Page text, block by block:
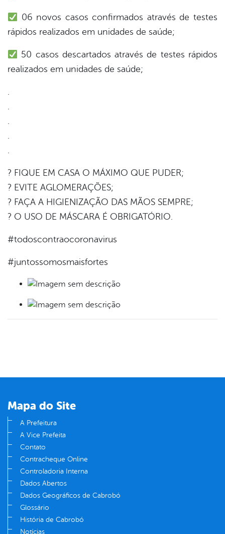
06 novos casos confirmados através de testes
rápidos realizados em unidades de saúde;
50 casos descartados através de testes rápidos
realizados em unidades de saúde;
.
.
.
.
.
? FIQUE EM CASA O MÁXIMO QUE PUDER;
? EVITE AGLOMERAÇÕES;
? FAÇA A HIGIENIZAÇÃO DAS MÃOS SEMPRE;
? O USO DE MÁSCARA É OBRIGATÓRIO.
#todoscontraocoronavirus
#juntossomosmaisfortes
Mapa do Site
A Prefeitura
A Vice Prefeita
Contato
Contracheque Online
Controladoria Interna
Dados Abertos
Dados Geográficos de Cabrobó
Glossário
História de Cabrobó
Notícias